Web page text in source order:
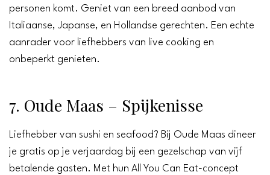
personen komt. Geniet van een breed aanbod van
Italiaanse, Japanse, en Hollandse gerechten. Een echte
aanrader voor liefhebbers van live cooking en
onbeperkt genieten.
7. Oude Maas – Spijkenisse
Liefhebber van sushi en seafood? Bij Oude Maas dineer
je gratis op je verjaardag bij een gezelschap van vijf
betalende gasten. Met hun All You Can Eat-concept